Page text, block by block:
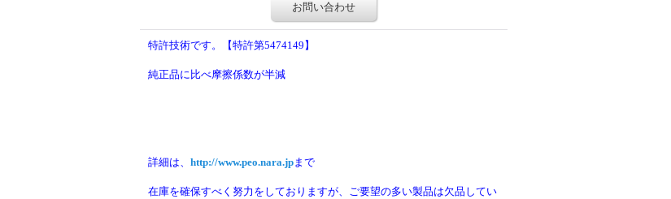
お問い合わせ
特許技術です。【特許第5474149】
純正品に比べ摩擦係数が半減
詳細は、 http://www.peo.nara.jpまで
在庫を確保すべく努力をしておりますが、ご要望の多い製品は欠品してい